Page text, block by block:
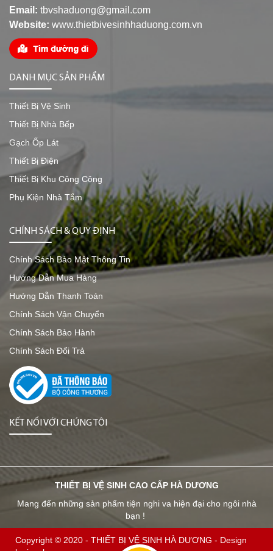
Email: tbvshaduong@gmail.com
Website: www.thietbivesinhhaduong.com.vn
DANH MỤC SẢN PHẨM
Thiết Bị Vệ Sinh
Thiết Bị Nhà Bếp
Gạch Ốp Lát
Thiết Bị Điện
Thiết Bị Khu Công Cộng
Phụ Kiện Nhà Tắm
CHÍNH SÁCH & QUY ĐỊNH
Chính Sách Bảo Mật Thông Tin
Hướng Dẫn Mua Hàng
Hướng Dẫn Thanh Toán
Chính Sách Vận Chuyển
Chính Sách Bảo Hành
Chính Sách Đổi Trả
KẾT NỐI VỚI CHÚNG TÔI
THIẾT BỊ VỆ SINH CAO CẤP HÀ DƯƠNG
Mang đến những sản phẩm tiện nghi va hiện đại cho ngôi nhà
bạn !
Copyright © 2020 - THIẾT BỊ VỆ SINH HÀ DƯƠNG - Design